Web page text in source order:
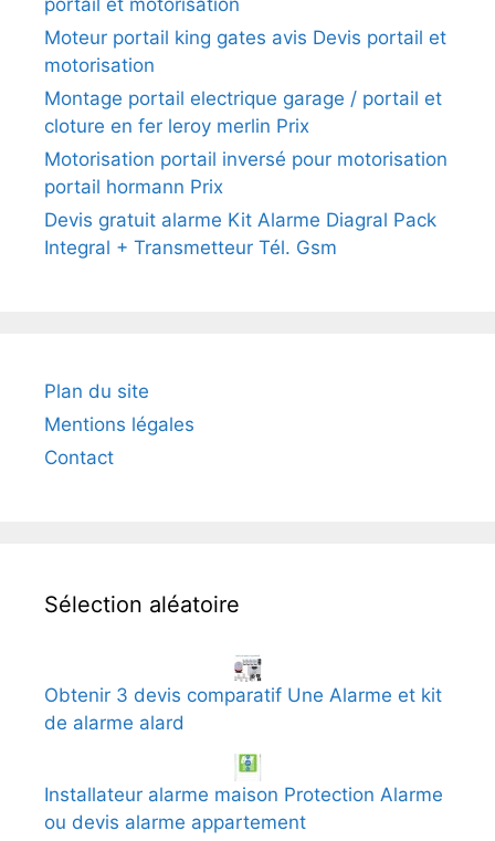
portail et motorisation
Moteur portail king gates avis Devis portail et
motorisation
Montage portail electrique garage / portail et
cloture en fer leroy merlin Prix
Motorisation portail inversé pour motorisation
portail hormann Prix
Devis gratuit alarme Kit Alarme Diagral Pack
Integral + Transmetteur Tél. Gsm
Plan du site
Mentions légales
Contact
Sélection aléatoire
Obtenir 3 devis comparatif Une Alarme et kit
de alarme alard
Installateur alarme maison Protection Alarme
ou devis alarme appartement